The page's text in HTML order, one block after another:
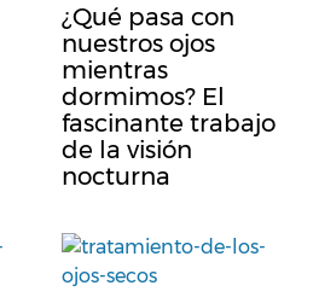
¿Qué pasa con
nuestros ojos
mientras
dormimos? El
fascinante trabajo
de la visión
nocturna